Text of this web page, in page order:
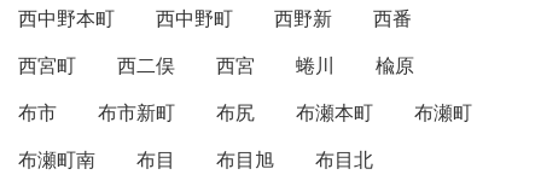
西中野本町
西中野町 西野新
西番
西宮町
西二俣 西宮 蜷川
楡原
布市
布市新町 布尻 布瀬本町
布瀬町
布瀬町南
布目 布目旭
布目北